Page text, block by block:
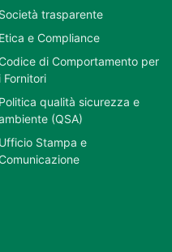
Società trasparente
Etica e Compliance
di Comportamento per
i Fornitori
Politica qualità sicurezza e
(QSA)
Ufficio Stampa e